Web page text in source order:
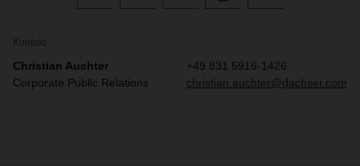
Kontakt
Christian Auchter
Corporate Public Relations
+49 831 5916-1426
christian.auchter@dachser.com